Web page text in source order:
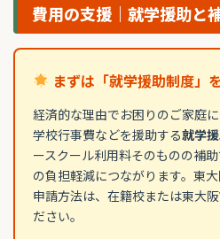
費用の支援｜就学援助と
まずは「就学援助制度」
経済的な理由でお困りのご家庭
学校行事費などを援助する就学
ースクール利用料そのものの補
の負担軽減につながります。東
申請方法は、在籍校または東大
ださい。